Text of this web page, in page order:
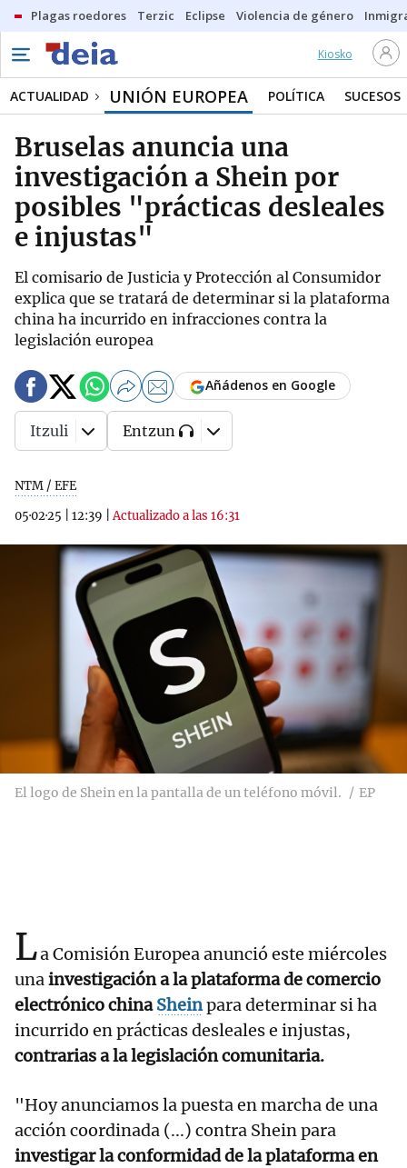
Plagas roedores Terzic Eclipse Violencia de género
Kiosko
ACTUALIDAD UNIÓN EUROPEA POLÍTICA SUCESOS
Bruselas anuncia una
investigación a Shein por
posibles "prácticas desleales
e injustas"
El comisario de Justicia y Protección al Consumidor
explica que se tratará de determinar si la plataforma
china ha incurrido en infracciones contra la
legislación europea
NTM / EFE
05·02·25
12:39 |Actualizado a las 16:31
Añádenos en Google
Itzuli Entzun
El logo de Shein en la pantalla de un teléfono móvil. EP
La Comisión Europea anunció este miércoles
unainvestigación a la plataforma de comercio
electrónico chinaSheinpara determinar si ha
incurrido en prácticas desleales e injustas,
contrarias a la legislación comunitaria.
"Hoy anunciamos la puesta en marcha de una
acción coordinada (...) contra Shein para
investigar la conformidad de la plataforma en